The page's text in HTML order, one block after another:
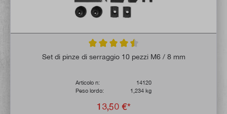
Valutazione media di 4.5 su 5 stelle
Set di pinze di serraggio 10 pezzi M6 / 8 mm
Articolo n:
14120
Peso lordo:
1,234 kg
13,50 €*